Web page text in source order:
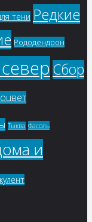
тени Редкие
Рододендрон
Сбор
Тыква Фасоль
и